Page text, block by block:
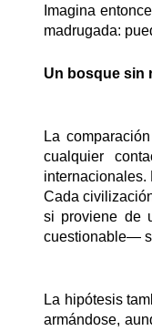
Imagina
madrugada:
Un bosque sin
La
cualquier
internacionales.
Cada
si proviene de
cuestionable—
La hipótesis
armándose,